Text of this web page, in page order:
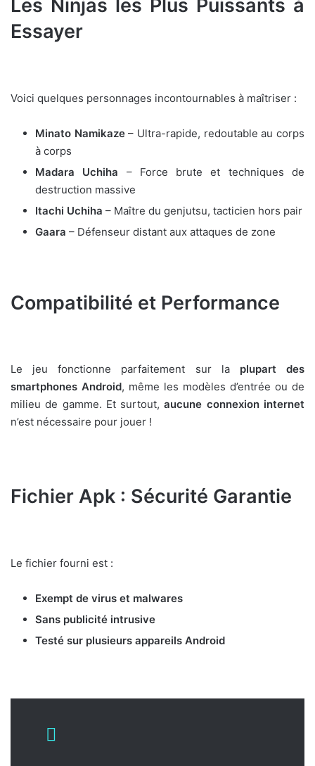
Les Ninjas les Plus Puissants à
Essayer
Voici quelques personnages incontournables à maîtriser :
Minato Namikaze– Ultra-rapide, redoutable au corps
à corps
Madara Uchiha – Force brute et techniques de
destruction massive
Itachi Uchiha – Maître du genjutsu, tacticien hors pair
Gaara – Défenseur distant aux attaques de zone
Compatibilité et Performance
Le jeu fonctionne parfaitement sur la plupart des
smartphones Android, même les modèles d’entrée ou de
milieu de gamme. Et surtout,aucune connexion internet
n’est nécessaire pour jouer !
Fichier Apk : Sécurité Garantie
Le fichier fourni est :
Exempt de virus et malwares
Sans publicité intrusive
Testé sur plusieurs appareils Android